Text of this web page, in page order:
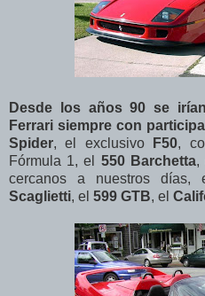
Desde los años 90 se
Ferrari siempre con
Spider, el exclusivo F50,
Fórmula 1, el 550 Barchetta,
cercanos a nuestros días,
Scaglietti, el 599 GTB, el